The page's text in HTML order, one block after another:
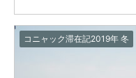
コニャック滞在記2019年 冬